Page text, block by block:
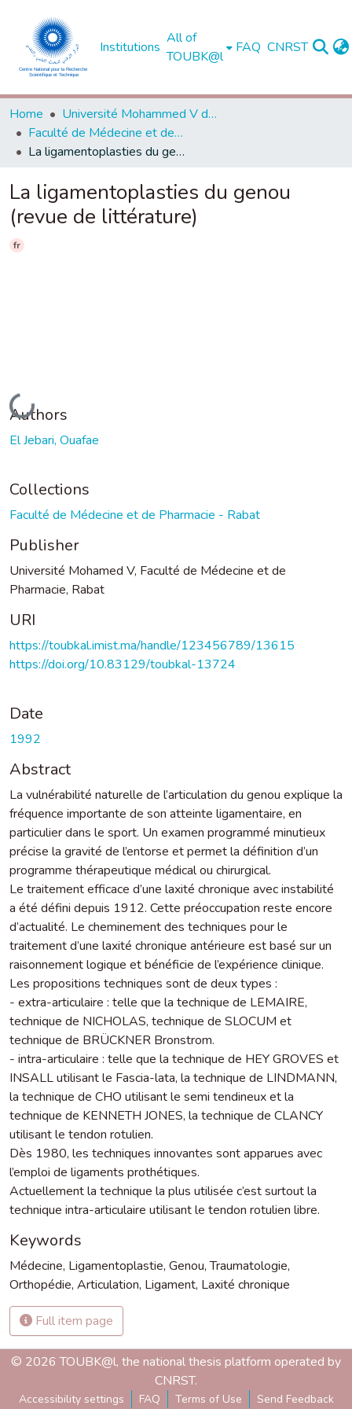
Institutions
All of
TOUBK@l
FAQ CNRST
Home
Université Mohammed V de Rabat
Faculté de Médecine et de Pharmacie - Rabat
La ligamentoplasties du genou (revue de littérature)
La ligamentoplasties du genou
(revue de littérature)
fr
Loading...
Authors
El Jebari, Ouafae
Collections
Faculté de Médecine et de Pharmacie - Rabat
Publisher
Université Mohamed V, Faculté de Médecine et de
Pharmacie, Rabat
URI
https://toubkal.imist.ma/handle/123456789/13615
https://doi.org/10.83129/toubkal-13724
Date
1992
Abstract
La vulnérabilité naturelle de l’articulation du genou explique la
fréquence importante de son atteinte ligamentaire, en
particulier dans le sport. Un examen programmé minutieux
précise la gravité de l’entorse et permet la définition d’un
programme thérapeutique médical ou chirurgical.
Le traitement efficace d’une laxité chronique avec instabilité
a été défini depuis 1912. Cette préoccupation reste encore
d’actualité. Le cheminement des techniques pour le
traitement d’une laxité chronique antérieure est basé sur un
raisonnement logique et bénéficie de l’expérience clinique.
Les propositions techniques sont de deux types :
- extra-articulaire : telle que la technique de LEMAIRE,
technique de NICHOLAS, technique de SLOCUM et
technique de BRÜCKNER Bronstrom.
- intra-articulaire : telle que la technique de HEY GROVES et
INSALL utilisant le Fascia-lata, la technique de LINDMANN,
la technique de CHO utilisant le semi tendineux et la
technique de KENNETH JONES, la technique de CLANCY
utilisant le tendon rotulien.
Dès 1980, les techniques innovantes sont apparues avec
l’emploi de ligaments prothétiques.
Actuellement la technique la plus utilisée c’est surtout la
technique intra-articulaire utilisant le tendon rotulien libre.
Keywords
Médecine, Ligamentoplastie, Genou,Traumatologie,
Orthopédie, Articulation, Ligament, Laxité chronique
Full item page
© 2026 TOUBK@l, the national thesis platform operated by
CNRST.
Accessibility settings FAQ Terms of Use Send Feedback